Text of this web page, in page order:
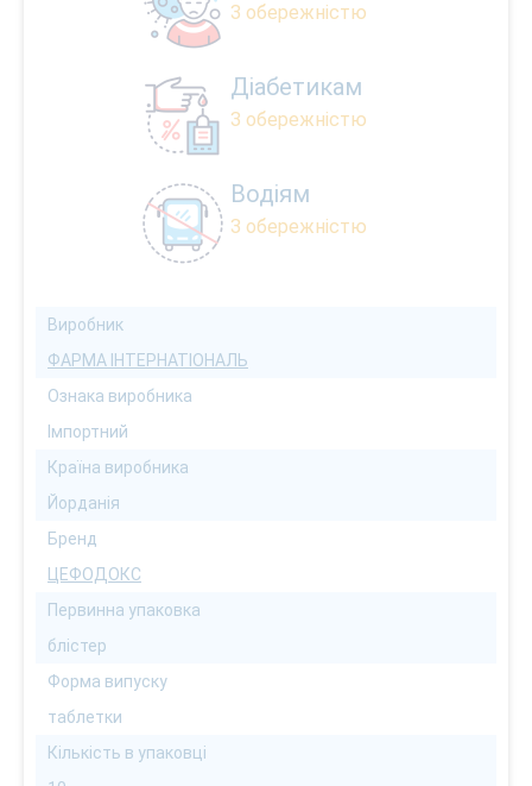
З обережністю
Діабетикам
З обережністю
Водіям
З обережністю
Виробник
ФАРМА ІНТЕРНАТІОНАЛЬ
Ознака виробника
Імпортний
Країна виробника
Йорданія
Бренд
ЦЕФОДОКС
Первинна упаковка
блістер
Форма випуску
таблетки
Кількість в упаковці